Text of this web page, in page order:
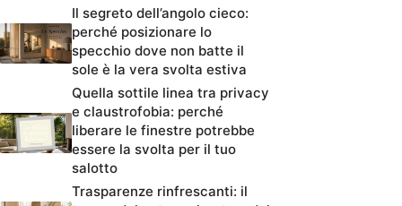
Il segreto dell’angolo cieco:
perché posizionare lo
specchio dove non batte il
sole è la vera svolta estiva
Quella sottile linea tra privacy
e claustrofobia: perché
liberare le finestre potrebbe
essere la svolta per il tuo
salotto
Trasparenze rinfrescanti: il